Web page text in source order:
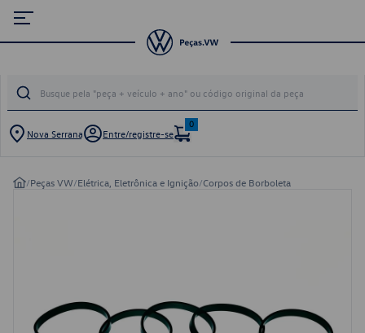
Nova Serrana Entre/registre-se
0
/Peças VW/Elétrica, Eletrônica e Ignição/Corpos de Borboleta